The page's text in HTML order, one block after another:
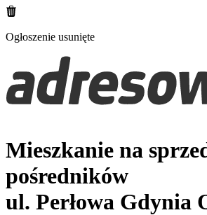
Ogłoszenie usunięte
Mieszkanie na
pośredników
ul. Perłowa Gdynia